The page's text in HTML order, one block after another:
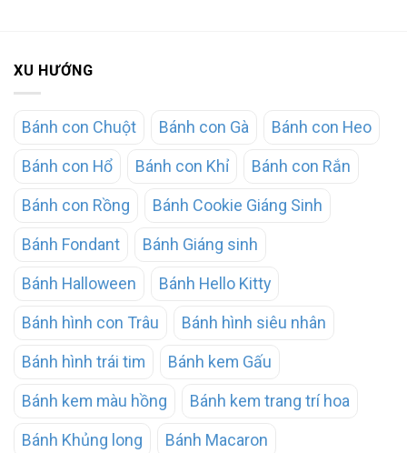
XU HƯỚNG
Bánh con Chuột Bánh con Gà Bánh con Heo
Bánh con Hổ Bánh con Khỉ Bánh con Rắn
Bánh con Rồng Bánh Cookie Giáng Sinh
Bánh Fondant Bánh Giáng sinh
Bánh Halloween Bánh Hello Kitty
Bánh hình con Trâu Bánh hình siêu nhân
Bánh hình trái tim Bánh kem Gấu
Bánh kem màu hồng Bánh kem trang trí hoa
Bánh Khủng long Bánh Macaron